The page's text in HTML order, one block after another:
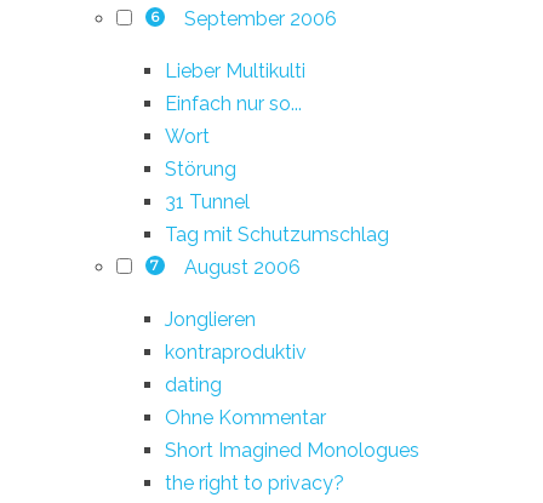
6 September 2006
Lieber Multikulti
Einfach nur so...
Wort
Störung
31 Tunnel
Tag mit Schutzumschlag
7 August 2006
Jonglieren
kontraproduktiv
dating
Ohne Kommentar
Short Imagined Monologues
the right to privacy?